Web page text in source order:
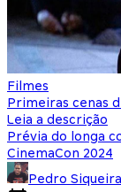
Filmes
Primeiras cenas
Leia a descrição
Prévia do longa
CinemaCon 2024
Pedro Siqueira